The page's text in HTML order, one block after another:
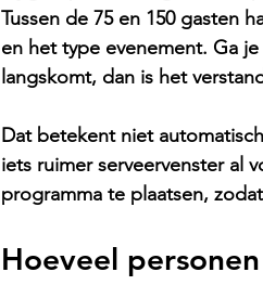
Tussen de 75 en 150 gasten
en het type evenement. Ga
langskomt, dan is het
Dat betekent niet
iets ruimer serveervenster al
programma te plaatsen,
Hoeveel